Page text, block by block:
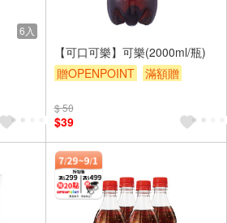
6入
【可口可樂】可樂(2000ml/瓶)
贈OPENPOINT
滿額贈
$ 50
$39